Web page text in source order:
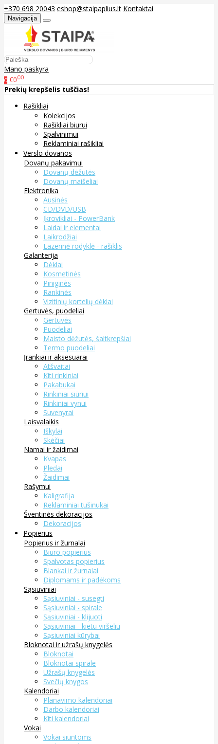
+370 698 20043 eshop@staipaplius.lt Kontaktai
Navigacija
Mano paskyra
0 €000
Prekių krepšelis tuščias!
Rašikliai
Kolekcijos
Rašikliai biurui
Spalvinimui
Reklaminiai rašikliai
Verslo dovanos
Dovanų pakavimui
Dovanų dėžutės
Dovanų maišeliai
Elektronika
Ausinės
CD/DVD/USB
Įkrovikliai - PowerBank
Laidai ir elementai
Laikrodžiai
Lazerinė rodyklė - rašiklis
Galanterija
Dėklai
Kosmetinės
Piniginės
Rankinės
Vizitinių kortelių dėklai
Gertuvės, puodeliai
Gertuvės
Puodeliai
Maisto dėžutės, šaltkrepšiai
Termo puodeliai
Įrankiai ir aksesuarai
Atšvaitai
Kiti rinkiniai
Pakabukai
Rinkiniai siūriui
Rinkiniai vynui
Suvenyrai
Laisvalaikis
Iškylai
Skėčiai
Namai ir žaidimai
Kvapas
Pledai
Žaidimai
Rašymui
Kaligrafija
Reklaminiai tušinukai
Šventinės dekoracijos
Dekoracijos
Popierius
Popierius ir žurnalai
Biuro popierius
Spalvotas popierius
Blankai ir žurnalai
Diplomams ir padėkoms
Sąsiuviniai
Sąsiuviniai - susegti
Sąsiuviniai - spirale
Sąsiuviniai - klijuoti
Sąsiuviniai - kietu viršeliu
Sąsiuviniai kūrybai
Bloknotai ir užrašų knygelės
Bloknotai
Bloknotai spirale
Užrašų knygelės
Svečių knygos
Kalendoriai
Planavimo kalendoriai
Darbo kalendoriai
Kiti kalendoriai
Vokai
Vokai siuntoms